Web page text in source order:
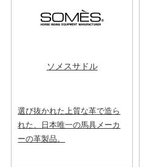
ソメスサドル
選び抜かれた上質な革で造ら
れた、日本唯一の馬具メーカ
ーの革製品。